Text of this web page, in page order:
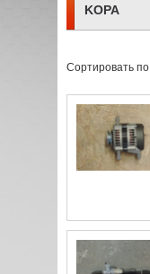
KOPA
Сортировать по